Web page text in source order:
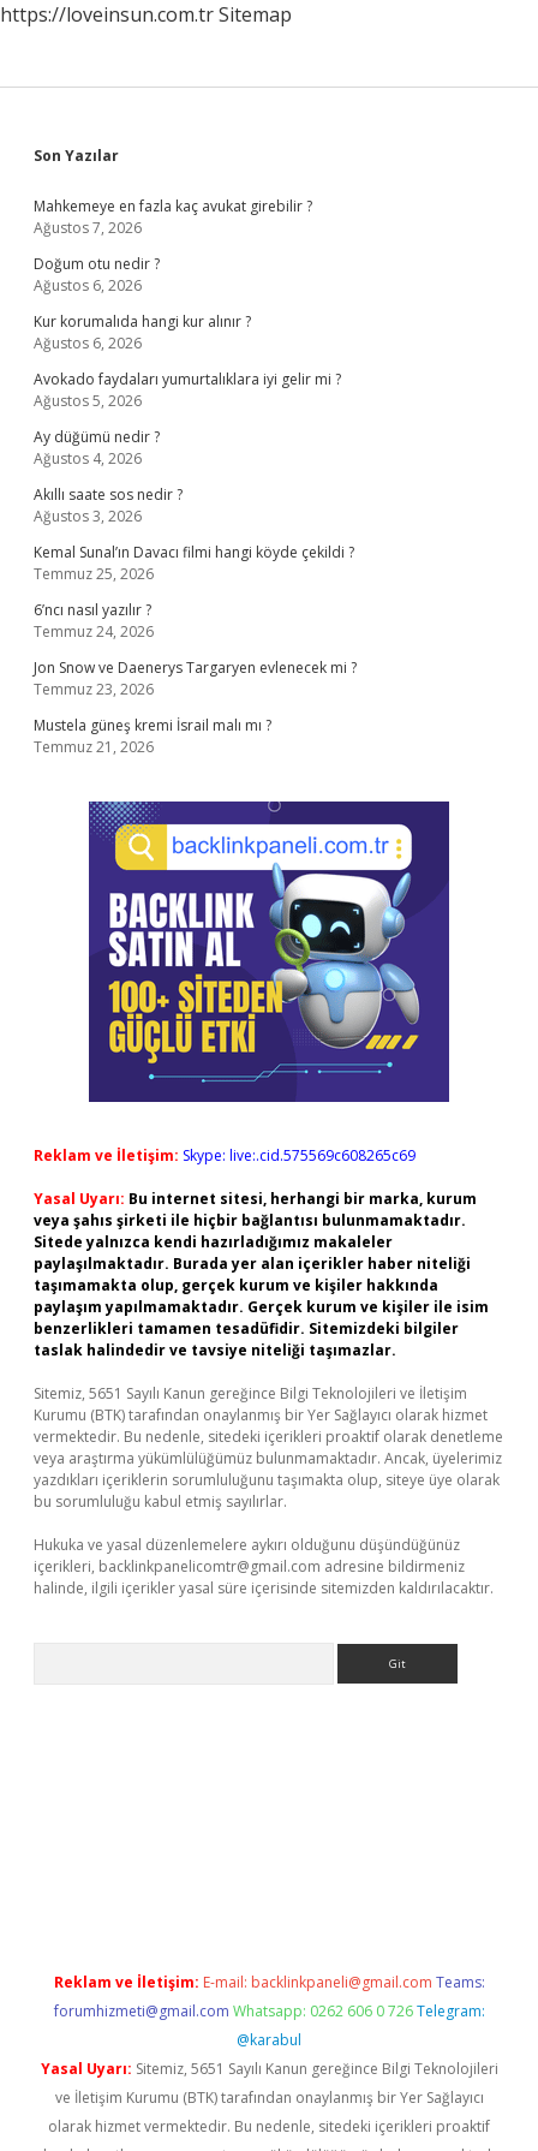
https://loveinsun.com.trSitemap
Sidebar
Son Yazılar
Mahkemeye en fazla kaç avukat girebilir ?
Ağustos 7, 2026
Doğum otu nedir ?
Ağustos 6, 2026
Kur korumalıda hangi kur alınır ?
Ağustos 6, 2026
Avokado faydaları yumurtalıklara iyi gelir mi ?
Ağustos 5, 2026
Ay düğümü nedir ?
Ağustos 4, 2026
Akıllı saate sos nedir ?
Ağustos 3, 2026
Kemal Sunal’ın Davacı filmi hangi köyde çekildi ?
Temmuz 25, 2026
6’ncı nasıl yazılır ?
Temmuz 24, 2026
Jon Snow ve Daenerys Targaryen evlenecek mi ?
Temmuz 23, 2026
Mustela güneş kremi İsrail malı mı ?
Temmuz 21, 2026
Reklam ve İletişim: Skype: live:.cid.575569c608265c69
Yasal Uyarı: Bu internet sitesi, herhangi bir marka, kurum
veya şahıs şirketi ile hiçbir bağlantısı bulunmamaktadır.
Sitede yalnızca kendi hazırladığımız makaleler
paylaşılmaktadır. Burada yer alan içerikler haber niteliği
taşımamakta olup, gerçek kurum ve kişiler hakkında
paylaşım yapılmamaktadır. Gerçek kurum ve kişiler ile isim
benzerlikleri tamamen tesadüfidir. Sitemizdeki bilgiler
taslak halindedir ve tavsiye niteliği taşımazlar.
Sitemiz, 5651 Sayılı Kanun gereğince Bilgi Teknolojileri ve İletişim
Kurumu (BTK) tarafından onaylanmış bir Yer Sağlayıcı olarak hizmet
vermektedir. Bu nedenle, sitedeki içerikleri proaktif olarak denetleme
veya araştırma yükümlülüğümüz bulunmamaktadır. Ancak, üyelerimiz
yazdıkları içeriklerin sorumluluğunu taşımakta olup, siteye üye olarak
bu sorumluluğu kabul etmiş sayılırlar.
Hukuka ve yasal düzenlemelere aykırı olduğunu düşündüğünüz
içerikleri, backlinkpanelicomtr@gmail.com adresine bildirmeniz
halinde, ilgili içerikler yasal süre içerisinde sitemizden kaldırılacaktır.
Reklam ve İletişim: E-mail: backlinkpaneli@gmail.com Teams:
forumhizmeti@gmail.com Whatsapp: 0262 606 0 726 Telegram:
@karabul
Yasal Uyarı: Sitemiz, 5651 Sayılı Kanun gereğince Bilgi Teknolojileri
ve İletişim Kurumu (BTK) tarafından onaylanmış bir Yer Sağlayıcı
olarak hizmet vermektedir. Bu nedenle, sitedeki içerikleri proaktif